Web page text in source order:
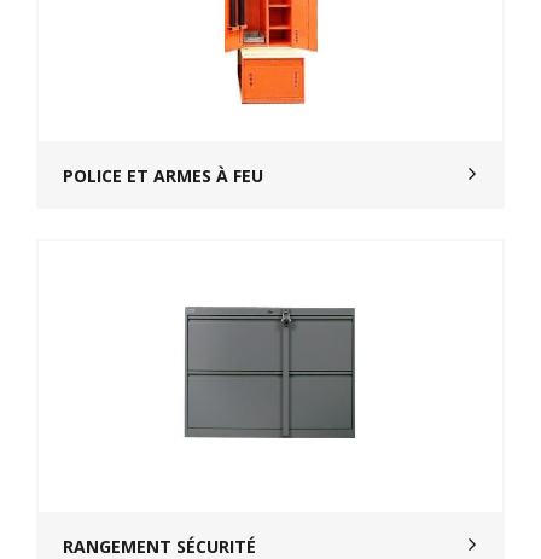
POLICE ET ARMES À FEU
RANGEMENT SÉCURITÉ